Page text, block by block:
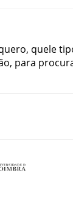
, quele
, para